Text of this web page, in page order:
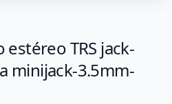
TRS jack-
minijack-3.5mm-